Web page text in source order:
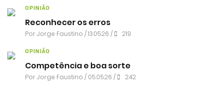
OPINIÃO
Reconhecer os erros
PorJorge Faustino / 13.05.26 / 219
OPINIÃO
Competência e boa sorte
PorJorge Faustino / 05.05.26 / 242